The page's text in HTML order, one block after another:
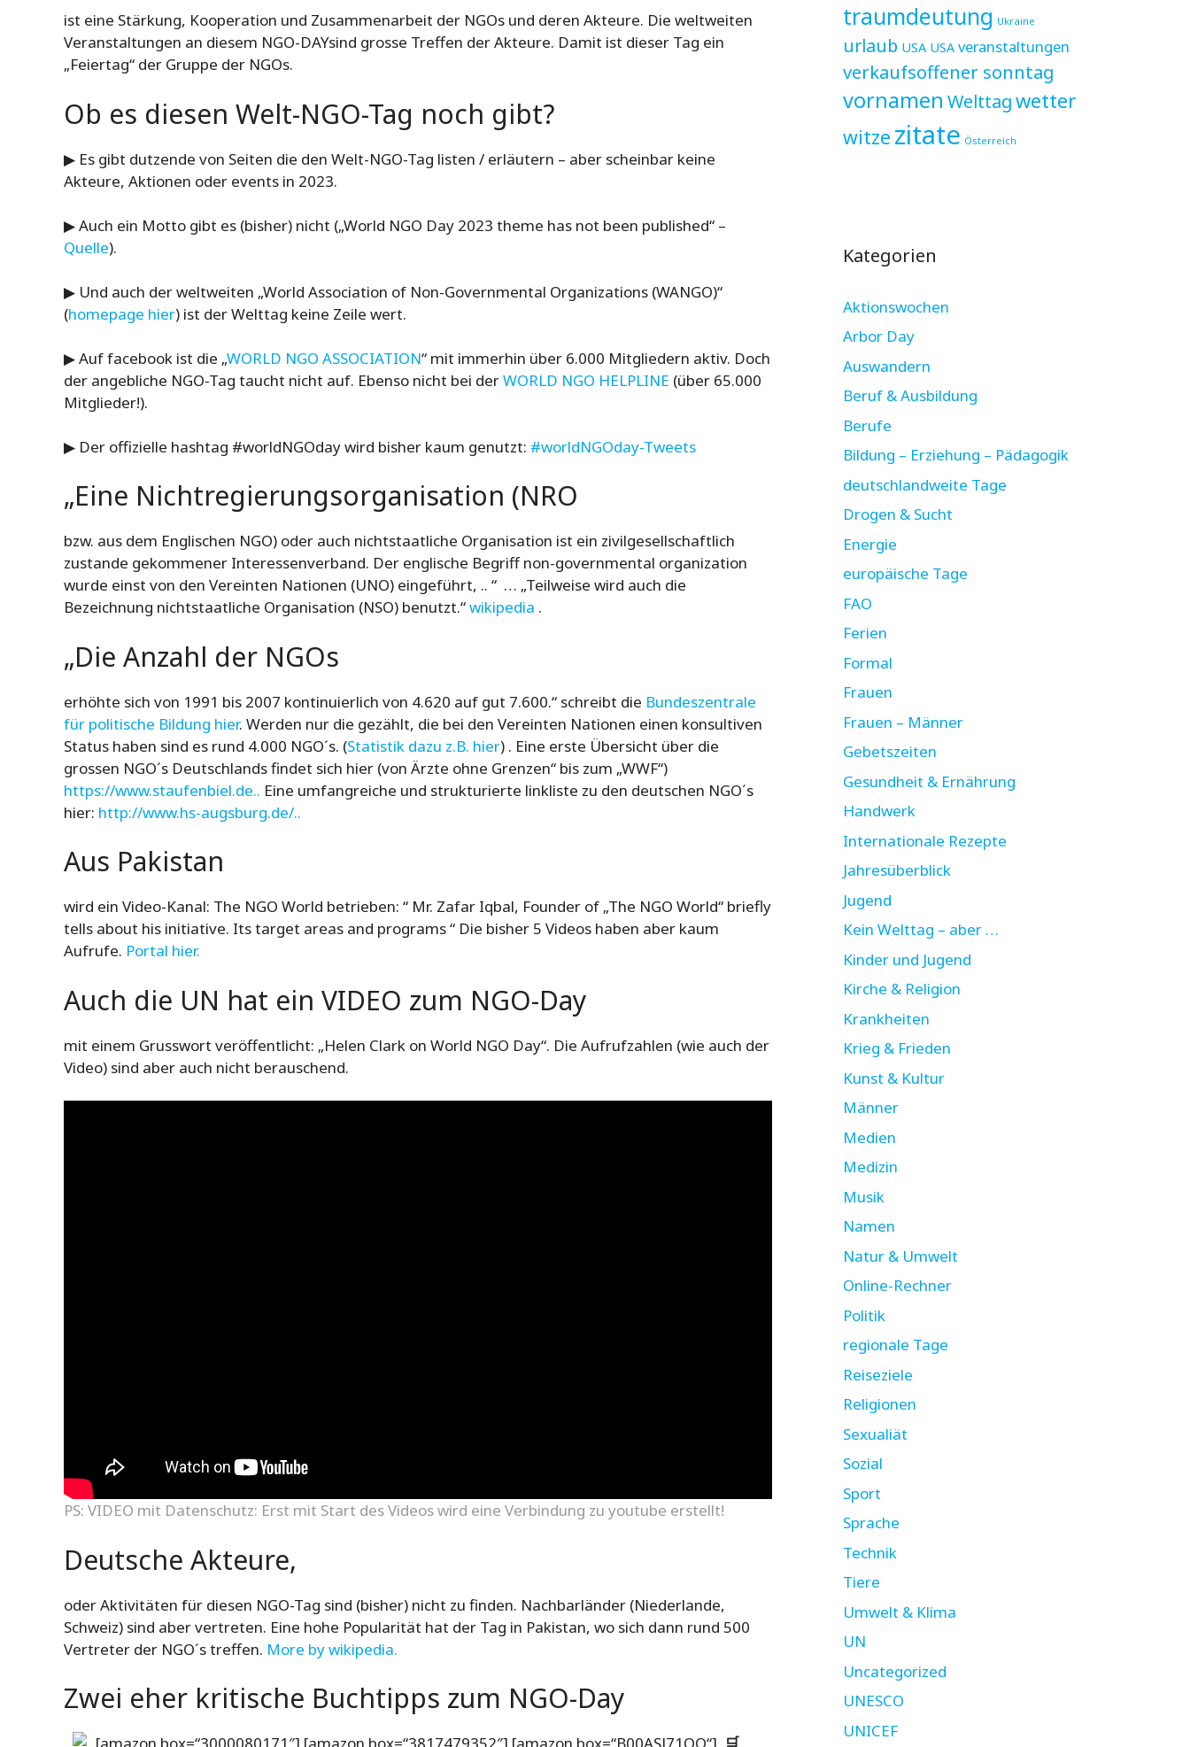
ist eine Stärkung, Kooperation und Zusammenarbeit der NGOs und deren Akteure. Die weltweiten
Veranstaltungen an diesem NGO-DAYsind grosse Treffen der Akteure. Damit ist dieser Tag ein
„Feiertag“ der Gruppe der NGOs.
Ob es diesen Welt-NGO-Tag noch gibt?
▶ Es gibt dutzende von Seiten die den Welt-NGO-Tag listen / erläutern – aber scheinbar keine
Akteure, Aktionen oder events in 2023.
▶ Auch ein Motto gibt es (bisher) nicht („World NGO Day 2023 theme has not been published“ –
Quelle).
▶ Und auch der weltweiten „World Association of Non-Governmental Organizations (WANGO)“
(homepage hier) ist der Welttag keine Zeile wert.
▶ Auf facebook ist die „WORLD NGO ASSOCIATION“ mit immerhin über 6.000 Mitgliedern aktiv. Doch
der angebliche NGO-Tag taucht nicht auf. Ebenso nicht bei derWORLD NGO HELPLINE (über 65.000
Mitglieder!).
▶ Der offizielle hashtag #worldNGOday wird bisher kaum genutzt: #worldNGOday-Tweets
„Eine Nichtregierungsorganisation (NRO
bzw. aus dem Englischen NGO) oder auch nichtstaatliche Organisation ist ein zivilgesellschaftlich
zustande gekommener Interessenverband. Der englische Begriff non-governmental organization
wurde einst von den Vereinten Nationen (UNO) eingeführt, .. “ … „Teilweise wird auch die
Bezeichnung nichtstaatliche Organisation (NSO) benutzt.“wikipedia .
„Die Anzahl der NGOs
erhöhte sich von 1991 bis 2007 kontinuierlich von 4.620 auf gut 7.600.“ schreibt die Bundeszentrale
für politische Bildung hier. Werden nur die gezählt, die bei den Vereinten Nationen einen konsultiven
Status haben sind es rund 4.000 NGO´s. (Statistik dazu z.B. hier) . Eine erste Übersicht über die
grossen NGO´s Deutschlands findet sich hier (von Ärzte ohne Grenzen“ bis zum „WWF“)
https://www.staufenbiel.de.. Eine umfangreiche und strukturierte linkliste zu den deutschen NGO´s
hier: http://www.hs-augsburg.de/..
Aus Pakistan
wird ein Video-Kanal: The NGO World betrieben: “ Mr. Zafar Iqbal, Founder of „The NGO World“ briefly
tells about his initiative. Its target areas and programs “ Die bisher 5 Videos haben aber kaum
Aufrufe. Portal hier.
Auch die UN hat ein VIDEO zum NGO-Day
mit einem Grusswort veröffentlicht: „Helen Clark on World NGO Day“. Die Aufrufzahlen (wie auch der
Video) sind aber auch nicht berauschend.
PS: VIDEO mit Datenschutz: Erst mit Start des Videos wird eine Verbindung zu youtube erstellt!
Deutsche Akteure,
oder Aktivitäten für diesen NGO-Tag sind (bisher) nicht zu finden. Nachbarländer (Niederlande,
Schweiz) sind aber vertreten. Eine hohe Popularität hat der Tag in Pakistan, wo sich dann rund 500
Vertreter der NGO´s treffen. More by wikipedia.
Zwei eher kritische Buchtipps zum NGO-Day
traumdeutung Ukraine
urlaub USA USA veranstaltungen
verkaufsoffener sonntag
vornamen Welttagwetter
witze zitate Österreich
Kategorien
Aktionswochen
Arbor Day
Auswandern
Beruf & Ausbildung
Berufe
Bildung – Erziehung – Pädagogik
deutschlandweite Tage
Drogen & Sucht
Energie
europäische Tage
FAO
Ferien
Formal
Frauen
Frauen – Männer
Gebetszeiten
Gesundheit & Ernährung
Handwerk
Internationale Rezepte
Jahresüberblick
Jugend
Kein Welttag – aber …
Kinder und Jugend
Kirche & Religion
Krankheiten
Krieg & Frieden
Kunst & Kultur
Männer
Medien
Medizin
Musik
Namen
Natur & Umwelt
Online-Rechner
Politik
regionale Tage
Reiseziele
Religionen
Sexualiät
Sozial
Sport
Sprache
Technik
Tiere
Umwelt & Klima
UN
Uncategorized
UNESCO
UNICEF